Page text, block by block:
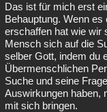
Das ist für mich erst
Behauptung. Wenn
erschaffen hat wie wir
Mensch sich auf die
selber Gott, indem du
Übermenschlichen
Suche und seine
Auswirkungen haben,
mit sich bringen.